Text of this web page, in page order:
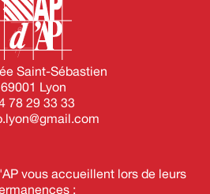
Saint-Sébastien
69001 Lyon
78 29 33 33
vous accueillent lors de leurs
: